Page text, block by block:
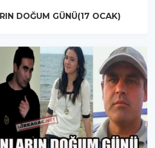
DOĞUM GÜNÜ(17 OCAK)